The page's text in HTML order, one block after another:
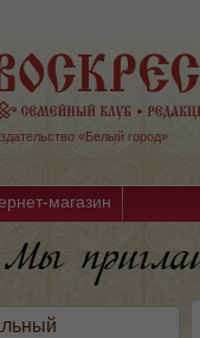
«Белый город»
магазин